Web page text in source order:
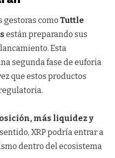
gestoras como Tuttle
están preparando sus
Esta
segunda fase de euforia
que estos productos
más liquidez y
XRP podría entrar a
dentro del ecosistema